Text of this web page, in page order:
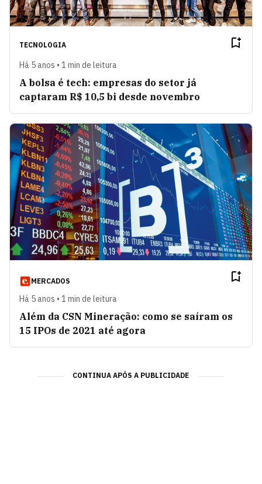
TECNOLOGIA
Há 5 anos • 1 min de leitura
A bolsa é tech: empresas do setor já
captaram R$ 10,5 bi desde novembro
MERCADOS
Há 5 anos • 1 min de leitura
Além da CSN Mineração: como se saíram os
15 IPOs de 2021 até agora
CONTINUA APÓS A PUBLICIDADE